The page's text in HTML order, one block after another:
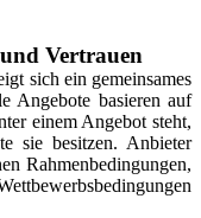
Vertrauen
sich ein gemeinsames
Angebote basieren auf
einem Angebot steht,
sie besitzen. Anbieter
Rahmenbedingungen,